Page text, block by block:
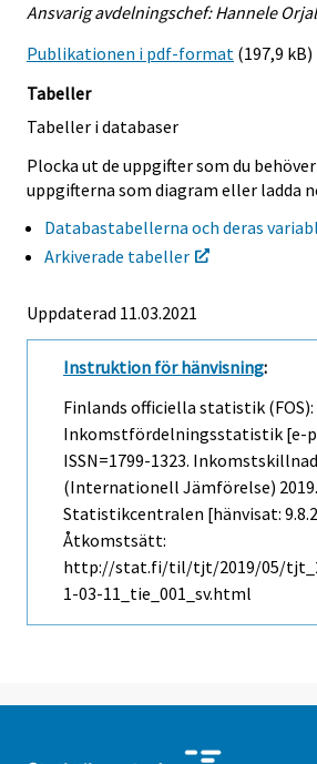
Ansvarig avdelningschef: Hannele
Publikationen i pdf-format (197,9 kB)
Tabeller
Tabeller i databaser
Plocka ut de uppgifter som du
uppgifterna som diagram eller ladda
Databastabellerna och deras
Arkiverade tabeller
Uppdaterad 11.03.2021
Instruktion för hänvisning:
Finlands officiella statistik (FOS):
Inkomstfördelningsstatistik [e-
ISSN=1799-1323.
(internationell Jämförelse)
Statistikcentralen [hänvisat:
Åtkomstsätt:
http://stat.fi/til/tjt/2019/05/
1-03-11_tie_001_sv.html